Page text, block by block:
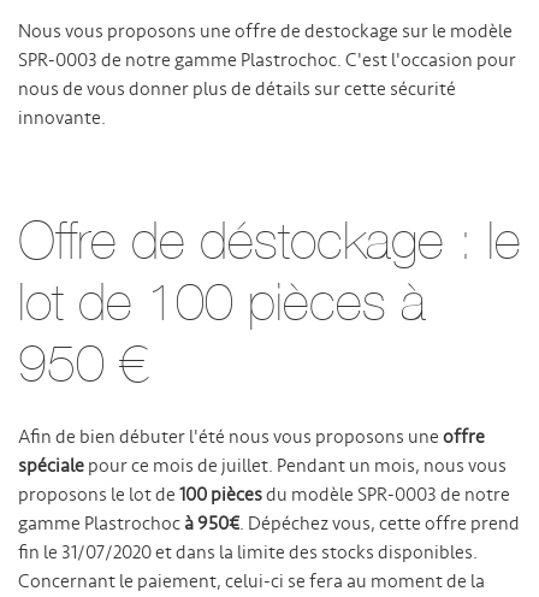
Nous vous proposons une offre de destockage sur le modèle
SPR-0003 de notre gamme Plastrochoc. C'est l'occasion pour
nous de vous donner plus de détails sur cette sécurité
innovante.
Offre de déstockage : le
lot de 100 pièces à
950 €
Afin de bien débuter l'été nous vous proposons une offre
spéciale pour ce mois de juillet. Pendant un mois, nous vous
proposons le lot de 100 piècesdu modèle SPR-0003 de notre
gamme Plastrochoc à 950€. Dépéchez vous, cette offre prend
fin le 31/07/2020 et dans la limite des stocks disponibles.
Concernant le paiement, celui-ci se fera au moment de la